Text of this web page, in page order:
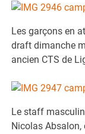
Les garçons en
draft dimanche
ancien CTS de
Le staff
Nicolas Absalon,